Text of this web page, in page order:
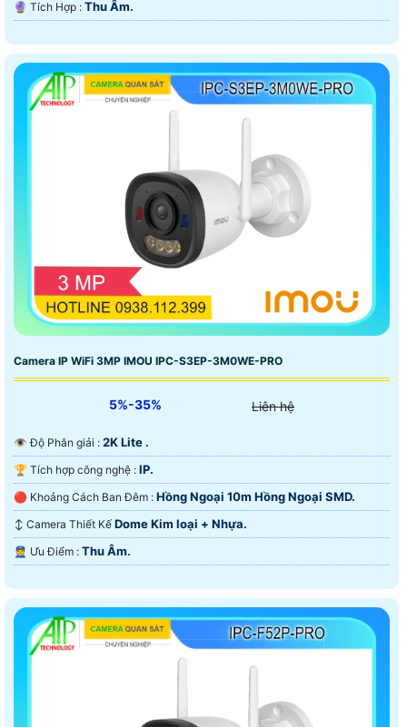
️🔮 Tích Hợp : Thu Âm.
Camera IP WiFi 3MP IMOU IPC-S3EP-3M0WE-PRO
5%-35% Liên hệ
👁 Độ Phân giải : 2K Lite .
🏆 Tích hợp công nghệ : IP.
🔴 Khoảng Cách Ban Đêm : Hồng Ngoại 10m Hồng Ngoại SMD.
↕️ Camera Thiết Kế Dome Kim loại + Nhựa.
️👮 Ưu Điểm : Thu Âm.